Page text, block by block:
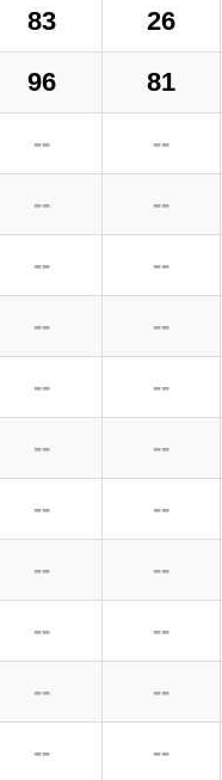
83 26
96 81
-- --
-- --
-- --
-- --
-- --
-- --
-- --
-- --
-- --
-- --
-- --